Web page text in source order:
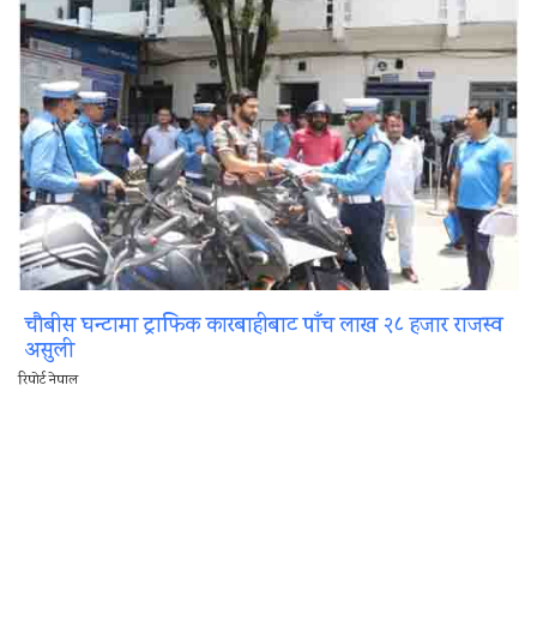
चौबीस घन्टामा ट्राफिक कारबाहीबाट पाँच लाख २८ हजार राजस्व
असुली
रिपोर्ट नेपाल